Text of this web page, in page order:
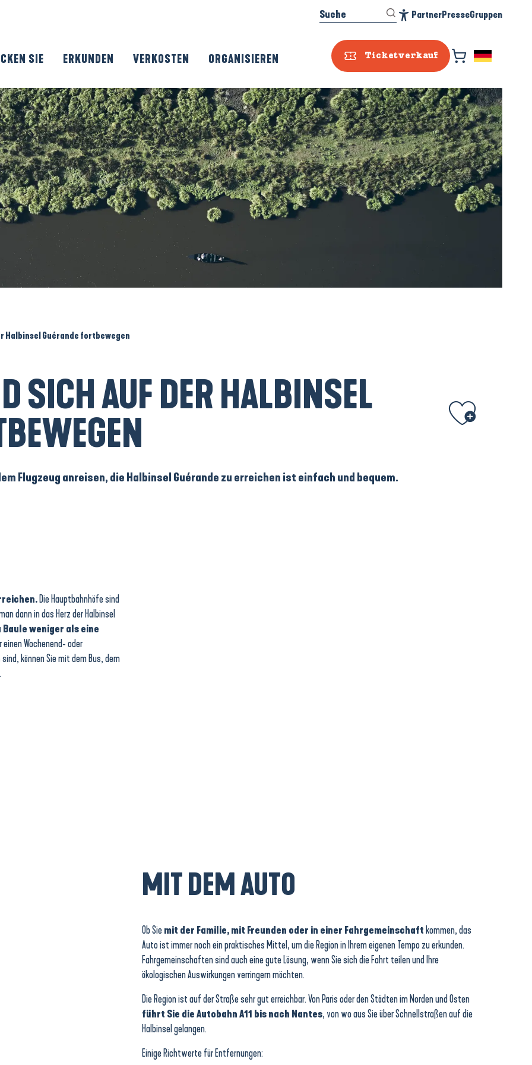
Ticketverkauf
Suche PartnerPresseGruppen
SIE ERKUNDEN VERKOSTEN ORGANISIEREN
Halbinsel Guérande fortbewegen
SICH AUF DER HALBINSEL
Ajouter aux favoris
Flugzeug anreisen, die Halbinsel Guérande zu erreichen ist einfach und bequem.
Die Hauptbahnhöfe sind
dann in das Herz der Halbinsel
weniger als eine
Wochenend- oder
können Sie mit dem Bus, dem
MIT DEM AUTO
Ob Siemit der Familie, mit Freunden oder in einer Fahrgemeinschaft kommen, das
Auto ist immer noch ein praktisches Mittel, um die Region in Ihrem eigenen Tempo zu erkunden.
Fahrgemeinschaften sind auch eine gute Lösung, wenn Sie sich die Fahrt teilen und Ihre
ökologischen Auswirkungen verringern möchten.
Die Region ist auf der Straße sehr gut erreichbar. Von Paris oder den Städten im Norden und Osten
führt Sie die Autobahn A11 bis nach Nantes, von wo aus Sie über Schnellstraßen auf die
Halbinsel gelangen.
Einige Richtwerte für Entfernungen: